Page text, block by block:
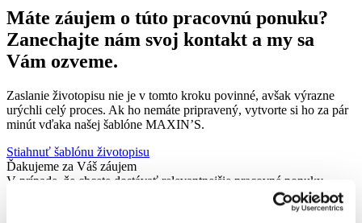
Máte záujem o túto pracovnú ponuku?
Zanechajte nám svoj kontakt a my sa
Vám ozveme.
Zaslanie životopisu nie je v tomto kroku povinné, avšak výrazne
urýchli celý proces. Ak ho nemáte pripravený, vytvorte si ho za pár
minút vďaka našej šablóne MAXIN’S.
Stiahnuť šablónu životopisu
Ďakujeme za Váš záujem
V prípade, že chcete dostávať relevantnejšie pracovné ponuky,